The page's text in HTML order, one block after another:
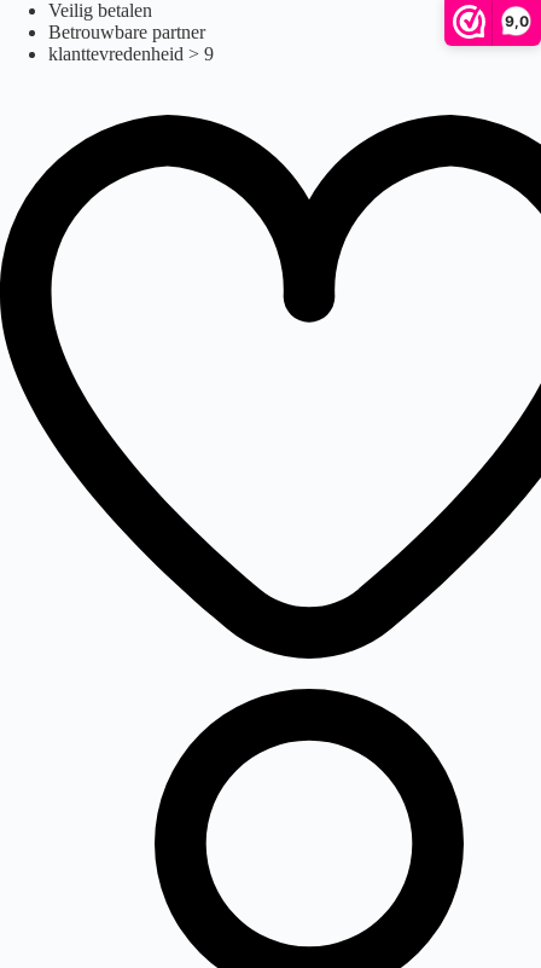
9,0
Pride Revo™ 2.0
naar
Veilig betalen
Betrouwbare partner
klanttevredenheid > 9